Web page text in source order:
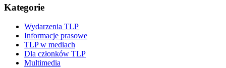
Kategorie
Wydarzenia TLP
Informacje prasowe
TLP w mediach
Dla członków TLP
Multimedia